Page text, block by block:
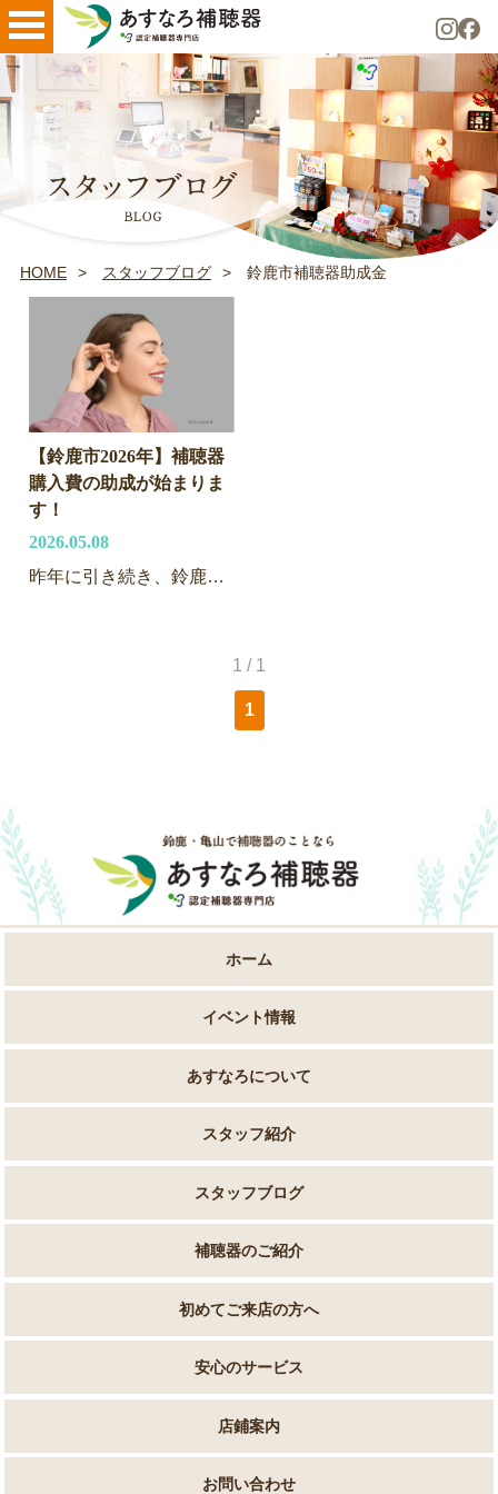
HOME スタッフブログ 鈴鹿市補聴器助成金
【鈴鹿市2026年】補聴器
購入費の助成が始まりま
す！
2026.05.08
昨年に引き続き、鈴鹿市で補聴器購入費の助成が始まります。 補聴器の早期装用を促進しコミュニケーション能力の向上を図ることで、認知症・うつ病などの発症リスクを低減させることを目的とした事業です。 ここでは、手続きの手順など […]
1 / 1
1
ホーム
イベント情報
あすなろについて
スタッフ紹介
スタッフブログ
補聴器のご紹介
初めてご来店の方へ
安心のサービス
店鋪案内
お問い合わせ